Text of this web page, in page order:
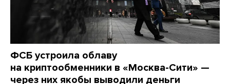
ФСБ устроила облаву
на криптообменники в «Москва-Сити» —
через них якобы выводили деньги